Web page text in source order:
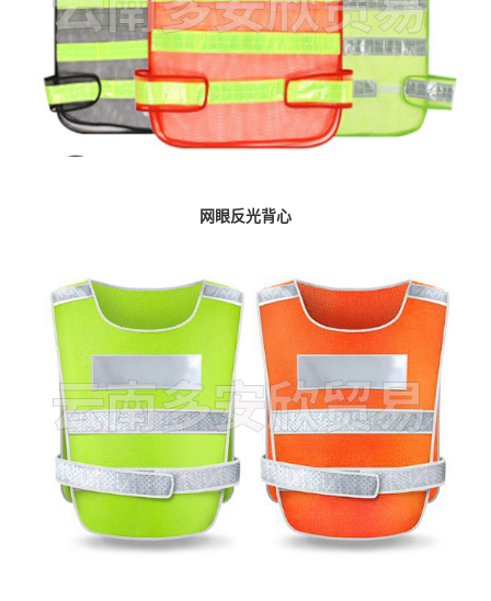
网眼反光背心